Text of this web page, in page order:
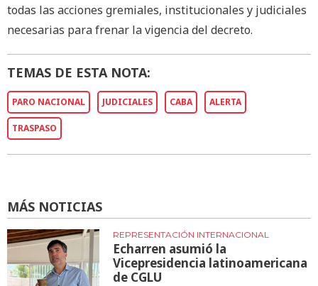
todas las acciones gremiales, institucionales y judiciales
necesarias para frenar la vigencia del decreto.
TEMAS DE ESTA NOTA:
PARO NACIONAL JUDICIALES CABA ALERTA
TRASPASO
MÁS NOTICIAS
REPRESENTACIÓN INTERNACIONAL
Echarren asumió la
Vicepresidencia latinoamericana
de CGLU